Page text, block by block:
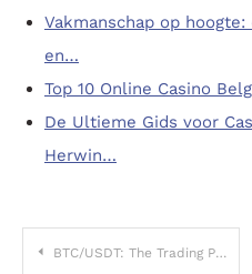
Vakmanschap op
en…
Top 10 Online Casino
De Ultieme Gids voor
Herwin…
Post
BTC/USDT: The Trading Pair That Powers Crypto Liquidity and Price Discovery